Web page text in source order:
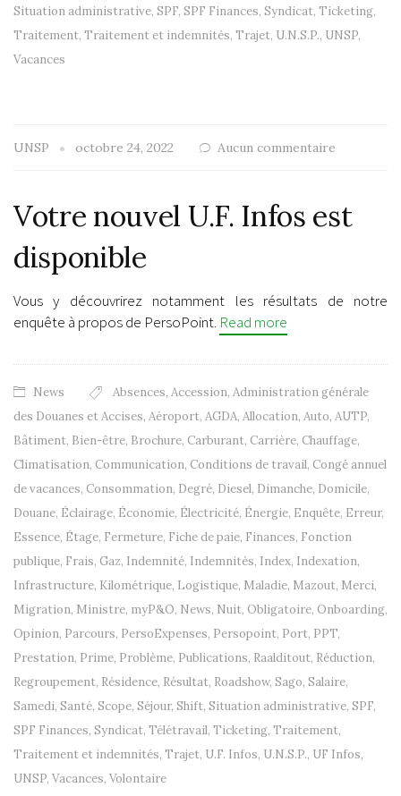
Situation administrative, SPF, SPF Finances, Syndicat, Ticketing,
Traitement, Traitement et indemnités, Trajet, U.N.S.P., UNSP,
Vacances
UNSP octobre 24, 2022 Aucun commentaire
Votre nouvel U.F. Infos est
disponible
Vous y découvrirez notamment les résultats de notre
enquête à propos de PersoPoint. Read more
News Absences, Accession, Administration générale
des Douanes et Accises, Aéroport, AGDA, Allocation, Auto, AUTP,
Bâtiment, Bien-être, Brochure, Carburant, Carrière, Chauffage,
Climatisation, Communication, Conditions de travail, Congé annuel
de vacances, Consommation, Degré, Diesel, Dimanche, Domicile,
Douane, Éclairage, Économie, Électricité, Énergie, Enquête, Erreur,
Essence, Étage, Fermeture, Fiche de paie, Finances, Fonction
publique, Frais, Gaz, Indemnité, Indemnités, Index, Indexation,
Infrastructure, Kilométrique, Logistique, Maladie, Mazout, Merci,
Migration, Ministre, myP&O, News, Nuit, Obligatoire, Onboarding,
Opinion, Parcours, PersoExpenses, Persopoint, Port, PPT,
Prestation, Prime, Problème, Publications, Raalditout, Réduction,
Regroupement, Résidence, Résultat, Roadshow, Sago, Salaire,
Samedi, Santé, Scope, Séjour, Shift, Situation administrative, SPF,
SPF Finances, Syndicat, Télétravail, Ticketing, Traitement,
Traitement et indemnités, Trajet, U.F. Infos, U.N.S.P., UF Infos,
UNSP, Vacances, Volontaire